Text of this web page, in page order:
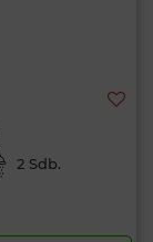
2 Sdb.